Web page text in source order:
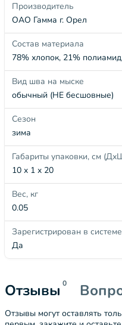
Производитель
ОАО Гамма г. Орел
Состав материала
78% хлопок, 21%
Вид шва на мыске
обычный (НЕ бесшовные)
Сезон
зима
Габариты упаковки, см
10 x 1 x 20
Вес, кг
0.05
Зарегистрирован в
Да
Отзывы 0
Отзывы могут оставлять